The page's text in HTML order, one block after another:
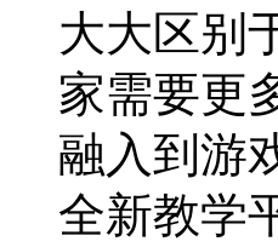
大大区别
家需要更
融入到游
全新教学